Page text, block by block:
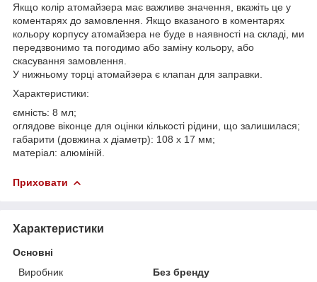
Якщо колір атомайзера має важливе значення, вкажіть це у
коментарях до замовлення. Якщо вказаного в коментарях
кольору корпусу атомайзера не буде в наявності на складі, ми
передзвонимо та погодимо або заміну кольору, або
скасування замовлення.
У нижньому торці атомайзера є клапан для заправки.
Характеристики:
ємність: 8 мл;
оглядове віконце для оцінки кількості рідини, що залишилася;
габарити (довжина x діаметр): 108 x 17 мм;
матеріал: алюміній.
Приховати
Характеристики
Основні
Виробник
Без бренду